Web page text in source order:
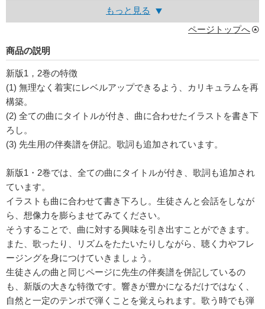
もっと見る
ページトップへ
商品の説明
新版1，2巻の特徴
(1) 無理なく着実にレベルアップできるよう、カリキュラムを再
構築。
(2) 全ての曲にタイトルが付き、曲に合わせたイラストを書き下
ろし。
(3) 先生用の伴奏譜を併記。歌詞も追加されています。
新版1・2巻では、全ての曲にタイトルが付き、歌詞も追加され
ています。
イラストも曲に合わせて書き下ろし。生徒さんと会話をしなが
ら、想像力を膨らませてみてください。
そうすることで、曲に対する興味を引き出すことができます。
また、歌ったり、リズムをたたいたりしながら、聴く力やフレ
ージングを身につけていきましょう。
生徒さんの曲と同じページに先生の伴奏譜を併記しているの
も、新版の大きな特徴です。響きが豊かになるだけではなく、
自然と一定のテンポで弾くことを覚えられます。歌う時でも弾